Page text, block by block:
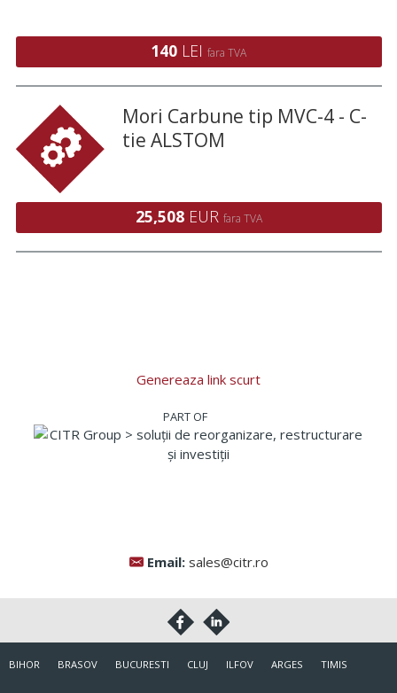
16 canale Statie portabila MOTOROLA
P080-16 canale Statie portabila MO
140 LEI fara TVA
Mori Carbune tip MVC-4 - C-
tie ALSTOM
25,508 EUR fara TVA
Genereaza link scurt
Email: sales@citr.ro
BIHOR BRASOV BUCURESTI CLUJ ILFOV ARGES TIMIS